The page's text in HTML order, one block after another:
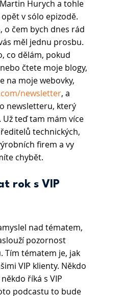
Hurych a tohle
v sólo epizodě.
o čem bych dnes rád
měl jednu prosbu.
co dělám, pokud
čtete moje blogy,
na moje webovky,
newsletter, a
newsletteru, který
Už teď tam mám více
technických,
firem a vy
chybět.
rok s VIP
nad tématem,
pozornost
Tím tématem je, jak
VIP klienty. Někdo
říká s VIP
podcastu to bude